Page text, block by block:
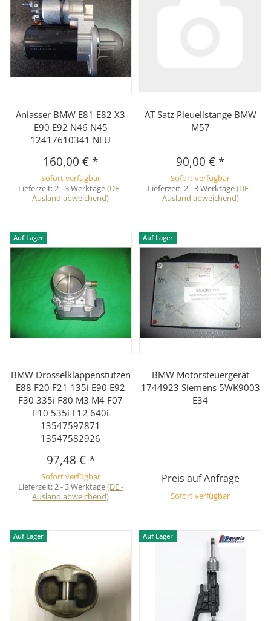
Anlasser BMW E81 E82 X3
E90 E92 N46 N45
12417610341 NEU
160,00 € *
Sofort verfügbar
Lieferzeit:2 - 3 Werktage(DE -
Ausland abweichend)
AT Satz Pleuellstange BMW
M57
90,00 € *
Sofort verfügbar
Lieferzeit:2 - 3 Werktage(DE -
Ausland abweichend)
Auf Lager
BMW Drosselklappenstutzen
E88 F20 F21 135i E90 E92
F30 335i F80 M3 M4 F07
F10 535i F12 640i
13547597871
13547582926
97,48 € *
Sofort verfügbar
Lieferzeit:2 - 3 Werktage(DE -
Ausland abweichend)
Auf Lager
BMW Motorsteuergerät
1744923 Siemens 5WK9003
E34
Preis auf Anfrage
Sofort verfügbar
Auf Lager Auf Lager